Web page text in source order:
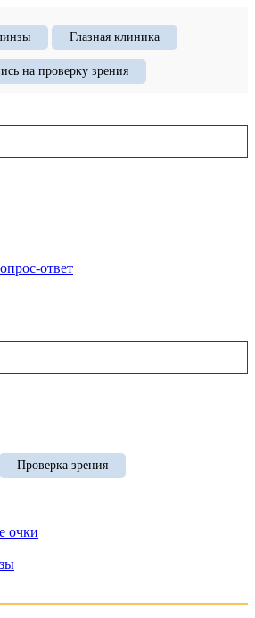
Глазная клиника
на проверку зрения
Проверка зрения
очки